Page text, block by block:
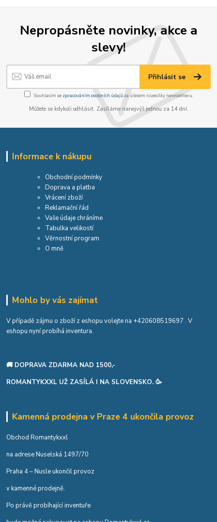
Nepropásněte novinky, akce a
slevy!
Přihlásit se
Souhlasím se zpracováním osobních údajůza účelem rozesílky newsletteru.
Můžete se kdykoli odhlásit. Zasíláme nanejvýš jednou za 14 dní.
Informace k nákupu
Obchodní podmínky
Doprava a platba
Vrácení zboží
Reklamační řád
Vaše údaje chráníme
Tabulka velikostí
Věrnostní program
O mně
Mohlo by vás zajímat
V případě zájmu o zboží z eshopu volejte na +420608519697 . V
eshopu nyní probíhá inventura.
🚚 DOPRAVA ZDARMA NAD 1500,-
ROMANTYKXXL UŽ ZASÍLÁ I NA SLOVENSKO. 🥳
Kamenná prodejna v Praze 4 ukončila provoz
Obchod Romantykxxl
na adrese Nuselská 1497/70
Praha 4 – Nusle ukončil provoz
v kamenné prodejně.
Po právě probíhající inventuře